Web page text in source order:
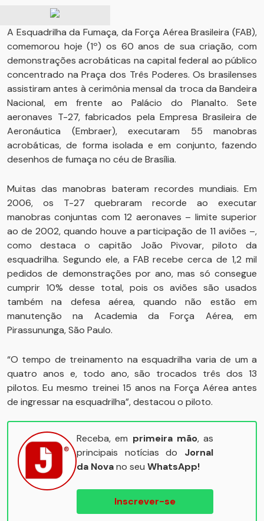
A Esquadrilha da Fumaça, da Força Aérea Brasileira (FAB),
comemorou hoje (1º) os 60 anos de sua criação, com
demonstrações acrobáticas na capital federal ao público
concentrado na Praça dos Três Poderes. Os brasilenses
assistiram antes à cerimônia mensal da troca da Bandeira
Nacional, em frente ao Palácio do Planalto. Sete
aeronaves T-27, fabricados pela Empresa Brasileira de
Aeronáutica (Embraer), executaram 55 manobras
acrobáticas, de forma isolada e em conjunto, fazendo
desenhos de fumaça no céu de Brasília.
Muitas das manobras bateram recordes mundiais. Em
2006, os T-27 quebraram recorde ao executar
manobras conjuntas com 12 aeronaves – limite superior
ao de 2002, quando houve a participação de 11 aviões –,
como destaca o capitão João Pivovar, piloto da
esquadrilha. Segundo ele, a FAB recebe cerca de 1,2 mil
pedidos de demonstrações por ano, mas só consegue
cumprir 10% desse total, pois os aviões são usados
também na defesa aérea, quando não estão em
manutenção na Academia da Força Aérea, em
Pirassununga, São Paulo.
“O tempo de treinamento na esquadrilha varia de um a
quatro anos e, todo ano, são trocados três dos 13
pilotos. Eu mesmo treinei 15 anos na Força Aérea antes
de ingressar na esquadrilha”, destacou o piloto.
Receba, em primeira mão, as
principais notícias do Jornal
da Novano seu WhatsApp!
Inscrever-se